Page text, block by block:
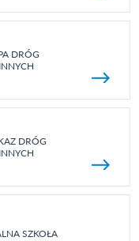
DRÓG
DRÓG
SZKOŁA